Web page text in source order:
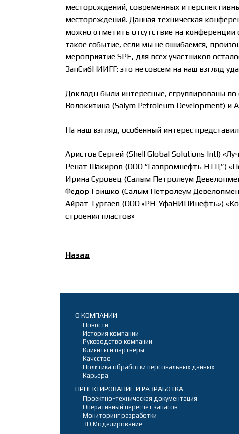
месторождений, современных и
месторождений. Данная техническая
можно отметить отсутствие на конференции
такое событие, если мы не ошибаемся,
мероприятие SPE, для всех участников
ЗапСибНИИГГ: это не совсем на наш взгляд
Доклады были интересные, сгруппированы
Волокитина (Salym Petroleum Development)
На наш взгляд, особенный интерес
Аристов Сергей (Shell Global Solutions Intl)
Ренат Шакиров (ООО “Газпромнефть НТЦ”)
Ирина Суровец (Салым Петролеум
Федор Гришко (Салым Петролеум
Айрат Тургаев (ООО «РН-УфаНИПИнефть»)
строения пластов»
Назад
О КОМПАНИИ
Новости
История компании
Руководство компании
Клиенты и партнеры
Качество
Политика обработки персональных данных
Карьера
ПРОЕКТИРОВАНИЕ И РАЗРАБОТКА
Проектно-техническая документация
Оперативный пересчет запасов
Мониторинг разработки
3D Моделирование